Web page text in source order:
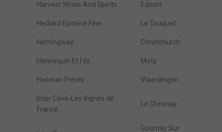
Harvest Wines And Spirits Edison
Hediard Epicerie Fine Le Touquet
Hemingway Christchurch
Hennequin Et Fils Metz
Hosman Freres Vlaardingen
Inter Cave-Les Vignes de
France
Le Chesnay
Gournay Sur